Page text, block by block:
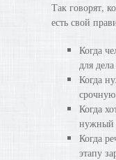
Так говорят,
есть свой
Когда
для
Когда
Когда
нужный
Когда
этапу